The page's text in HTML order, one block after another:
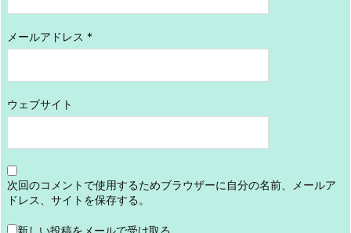
メールアドレス *
ウェブサイト
次回のコメントで使用するためブラウザーに自分の名前、メールア
ドレス、サイトを保存する。
新しい投稿をメールで受け取る